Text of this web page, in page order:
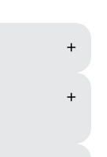
add
add